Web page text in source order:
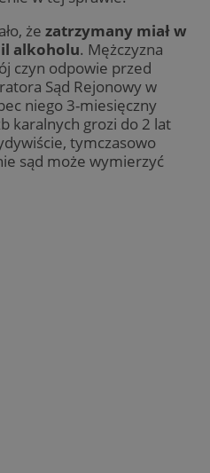
że zatrzymany miał w
alkoholu. Mężczyzna
czyn odpowie przed
Sąd Rejonowy w
niego 3-miesięczny
karalnych grozi do 2 lat
tymczasowo
sąd może wymierzyć